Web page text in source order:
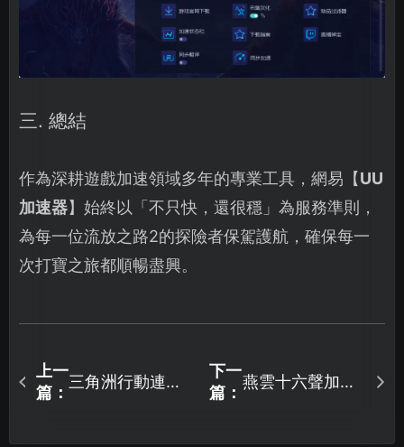
三. 總結
作為深耕遊戲加速領域多年的專業工具，網易【UU
加速器】始終以「不只快，還很穩」為服務準則，
為每一位流放之路2的探險者保駕護航，確保每一
次打寶之旅都順暢盡興。
上一
篇：
三角洲行動連線
下一
篇：
燕雲十六聲加速